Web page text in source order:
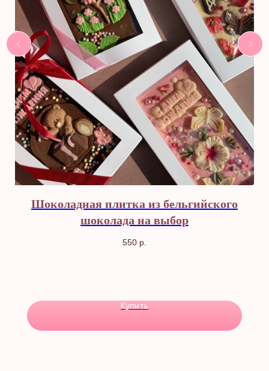
Шоколадная плитка из бельгийского
шоколада на выбор
550 р.
Купить